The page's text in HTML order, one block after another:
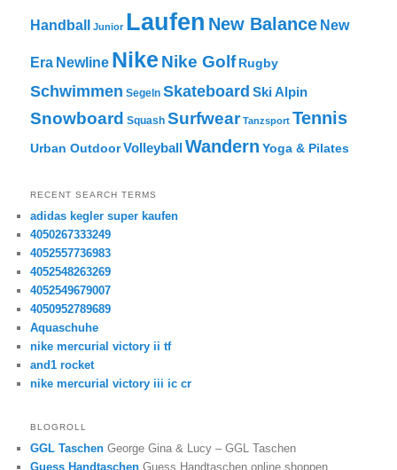
Handball Junior Laufen New Balance New
Era Newline Nike Nike Golf Rugby
Schwimmen Segeln Skateboard Ski Alpin
Snowboard Squash Surfwear Tanzsport Tennis
Urban OutdoorVolleyballWandern Yoga & Pilates
RECENT SEARCH TERMS
adidas kegler super kaufen
4050267333249
4052557736983
4052548263269
4052549679007
4050952789689
Aquaschuhe
nike mercurial victory ii tf
and1 rocket
nike mercurial victory iii ic cr
BLOGROLL
GGL Taschen George Gina & Lucy – GGL Taschen
Guess Handtaschen Guess Handtaschen online shoppen